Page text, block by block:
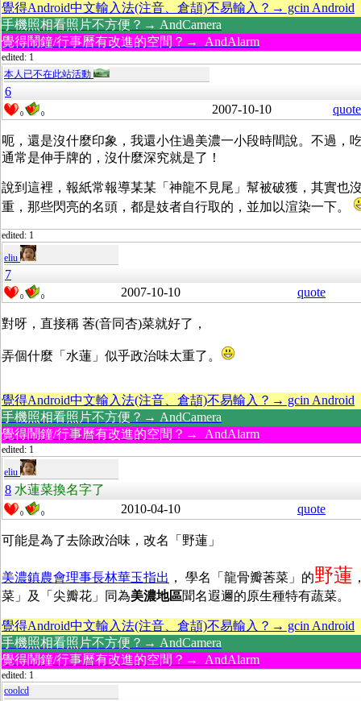
覺得Android中文輸入法(注音、倉頡)不易輸入？→ gcin Android
手機照相看照片不方便？→ AndCamera
覺得鬧鐘/行事曆有改進的空間？→ AndAlarm
edited: 1
本人已不在此站活動
6
0 0 2007-10-10 quote
呃，還是沒什麼印象，我還小住過美濃一小段時間說。不過，
通常是伸手牌的，沒什麼深究就是了！
說到這裡，報紙常報導某某「神龍不見尾」幫被破獲，其實也
重，那些閃亮的名頭，都是妓者自行取的，並加以渲染一下。
edited: 1
eliu
7
0 0 2007-10-10 quote
對呀，直接稱 莕(音同杏)菜就好了，
弄個什麼「水蓮」似乎政治味太重了。
覺得Android中文輸入法(注音、倉頡)不易輸入？→ gcin Android
手機照相看照片不方便？→ AndCamera
覺得鬧鐘/行事曆有改進的空間？→ AndAlarm
edited: 1
eliu
8 水蓮菜換名字了
0 0 2010-04-10 quote
可能是為了去除政治味，改名「野蓮」
美濃鎮農會理事長林華玉指出 ， 學名「龍骨瓣莕菜」的野蓮
菜」及「尖瓣花」同為美濃地區聞名遐邇的原生種特有蔬菜。
覺得Android中文輸入法(注音、倉頡)不易輸入？→ gcin Android
手機照相看照片不方便？→ AndCamera
覺得鬧鐘/行事曆有改進的空間？→ AndAlarm
edited: 1
coolcd